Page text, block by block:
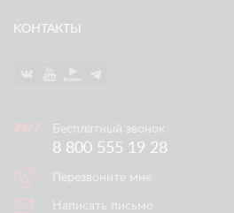
КОНТАКТЫ
Бесплатный звонок
8 800 555 19 28
Перезвоните мне
Написать письмо